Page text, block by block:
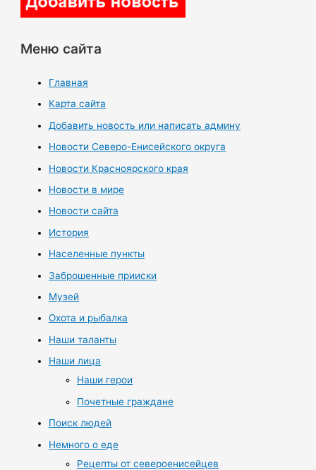
Меню сайта
Главная
Карта сайта
Добавить новость или написать админу
Новости Северо-Енисейского округа
Новости Красноярского края
Новости в мире
Новости сайта
История
Населенные пункты
Заброшенные прииски
Музей
Охота и рыбалка
Наши таланты
Наши лица
Наши герои
Почетные граждане
Поиск людей
Немного о еде
Рецепты от североенисейцев